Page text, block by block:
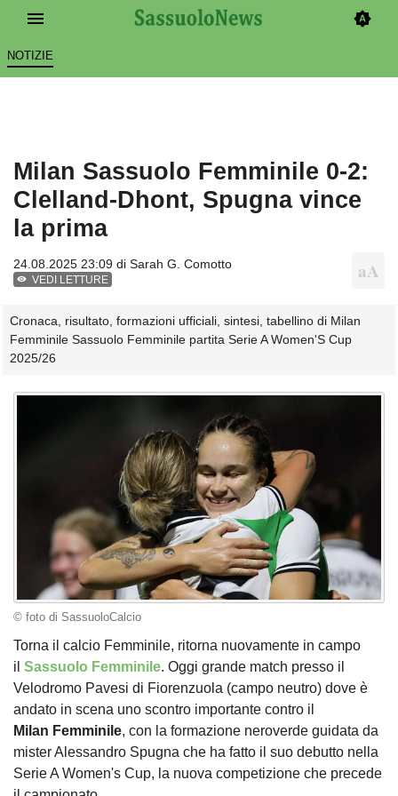
NOTIZIE
Milan Sassuolo Femminile 0-2:
Clelland-Dhont, Spugna vince
la prima
24.08.2025 23:09 di Sarah G. Comotto
VEDI LETTURE
Cronaca, risultato, formazioni ufficiali, sintesi, tabellino di Milan
Femminile Sassuolo Femminile partita Serie A Women'S Cup
2025/26
© foto di SassuoloCalcio
Torna il calcio Femminile, ritorna nuovamente in campo
il Sassuolo Femminile. Oggi grande match presso il
Velodromo Pavesi di Fiorenzuola (campo neutro) dove è
andato in scena uno scontro importante contro il
Milan Femminile, con la formazione neroverde guidata da
mister Alessandro Spugna che ha fatto il suo debutto nella
Serie A Women's Cup, la nuova competizione che precede